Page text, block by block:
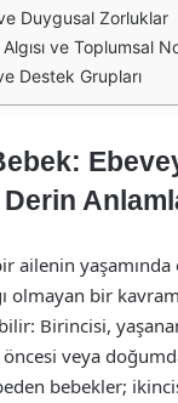
Duygusal Zorluklar
ve Toplumsal
Destek Grupları
ailenin
olmayan bir
Birincisi,
veya
bebekler;